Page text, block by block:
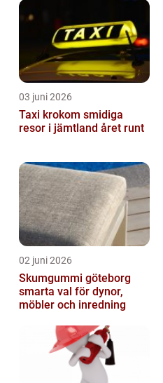
03 juni 2026
Taxi krokom smidiga
resor i jämtland året runt
02 juni 2026
Skumgummi göteborg
smarta val för dynor,
möbler och inredning